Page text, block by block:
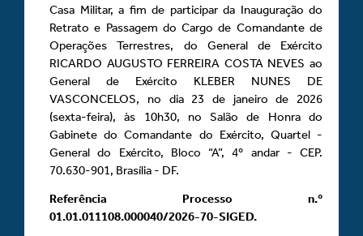
Casa Militar, a fim de participar da Inauguração do
Retrato e Passagem do Cargo de Comandante de
Operações Terrestres, do General de Exército
RICARDO AUGUSTO FERREIRA COSTA NEVES ao
General de Exército KLEBER NUNES DE
VASCONCELOS, no dia 23 de janeiro de 2026
(sexta-feira), às 10h30, no Salão de Honra do
Gabinete do Comandante do Exército, Quartel -
General do Exército, Bloco “A”, 4º andar - CEP.
70.630-901, Brasília - DF.
Referência Processo n.º
01.01.011108.000040/2026-70-SIGED.